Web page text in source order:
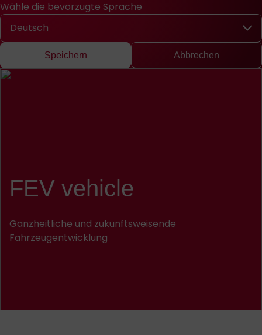
Wähle die bevorzugte Sprache
Wähle die bevorzugte Sprache
Speichern Abbrechen
Schnellzugriff
Suche EnglishChinese
FEV vehicle
Ganzheitliche und zukunftsweisende
Fahrzeugentwicklung